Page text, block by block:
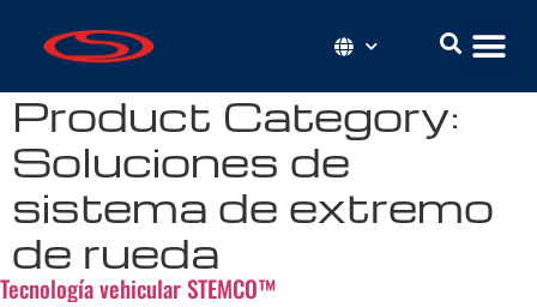
Product Category:
Soluciones de
sistema de extremo
de rueda
Tecnología vehicular STEMCO™